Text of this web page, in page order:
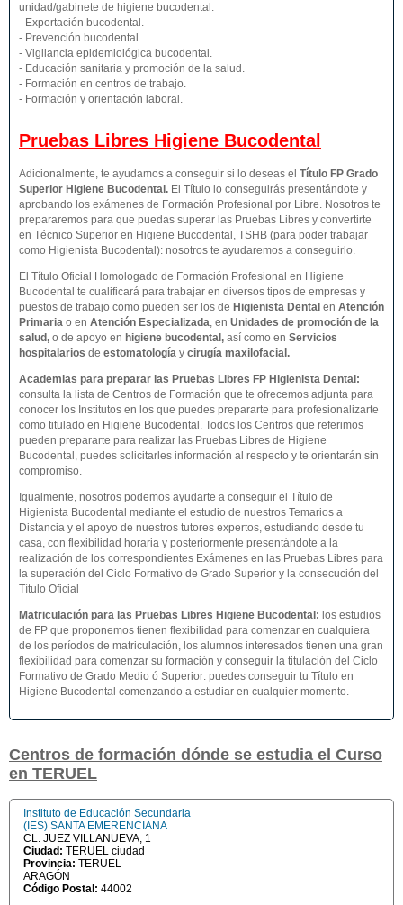
unidad/gabinete de higiene bucodental.
- Exportación bucodental.
- Prevención bucodental.
- Vigilancia epidemiológica bucodental.
- Educación sanitaria y promoción de la salud.
- Formación en centros de trabajo.
- Formación y orientación laboral.
Pruebas Libres Higiene Bucodental
Adicionalmente, te ayudamos a conseguir si lo deseas el Título FP Grado
Superior Higiene Bucodental . El Título lo conseguirás presentándote y
aprobando los exámenes de Formación Profesional por Libre. Nosotros te
prepararemos para que puedas superar las Pruebas Libres y convertirte
en Técnico Superior en Higiene Bucodental, TSHB (para poder trabajar
como Higienista Bucodental): nosotros te ayudaremos a conseguirlo.
El Título Oficial Homologado de Formación Profesional en Higiene
Bucodental te cualificará para trabajar en diversos tipos de empresas y
puestos de trabajo como pueden ser los de Higienista Dental en Atención
Primaria o en Atención Especializada, en Unidades de promoción de la
salud, o de apoyo en higiene bucodental, así como en Servicios
hospitalarios de estomatología y cirugía maxilofacial.
Academias para preparar las Pruebas Libres FP Higienista Dental:
consulta la lista de Centros de Formación que te ofrecemos adjunta para
conocer los Institutos en los que puedes prepararte para profesionalizarte
como titulado en Higiene Bucodental. Todos los Centros que referimos
pueden prepararte para realizar las Pruebas Libres de Higiene
Bucodental, puedes solicitarles información al respecto y te orientarán sin
compromiso.
Igualmente, nosotros podemos ayudarte a conseguir el Título de
Higienista Bucodental mediante el estudio de nuestros Temarios a
Distancia y el apoyo de nuestros tutores expertos, estudiando desde tu
casa, con flexibilidad horaria y posteriormente presentándote a la
realización de los correspondientes Exámenes en las Pruebas Libres para
la superación del Ciclo Formativo de Grado Superior y la consecución del
Título Oficial
Matriculación para las Pruebas Libres Higiene Bucodental : los estudios
de FP que proponemos tienen flexibilidad para comenzar en cualquiera
de los períodos de matriculación, los alumnos interesados tienen una gran
flexibilidad para comenzar su formación y conseguir la titulación del Ciclo
Formativo de Grado Medio ó Superior: puedes conseguir tu Título en
Higiene Bucodental comenzando a estudiar en cualquier momento.
Centros de formación dónde se estudia el Curso
en TERUEL
Instituto de Educación Secundaria
(IES) SANTA EMERENCIANA
CL. JUEZ VILLANUEVA, 1
Ciudad: TERUEL ciudad
Provincia: TERUEL
ARAGÓN
Código Postal: 44002